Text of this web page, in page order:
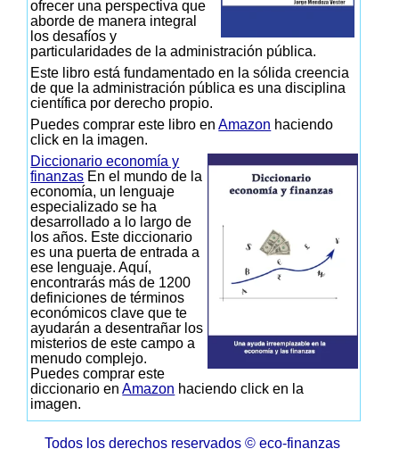
ofrecer una perspectiva que
aborde de manera integral
los desafíos y
particularidades de la administración pública.
Este libro está fundamentado en la sólida creencia
de que la administración pública es una disciplina
científica por derecho propio.
Puedes comprar este libro enAmazon haciendo
click en la imagen.
Diccionario economía y
finanzas En el mundo de la
economía, un lenguaje
especializado se ha
desarrollado a lo largo de
los años. Este diccionario
es una puerta de entrada a
ese lenguaje. Aquí,
encontrarás más de 1200
definiciones de términos
económicos clave que te
ayudarán a desentrañar los
misterios de este campo a
menudo complejo.
Puedes comprar este
diccionario enAmazon haciendo click en la
imagen.
Todos los derechos reservados © eco-finanzas